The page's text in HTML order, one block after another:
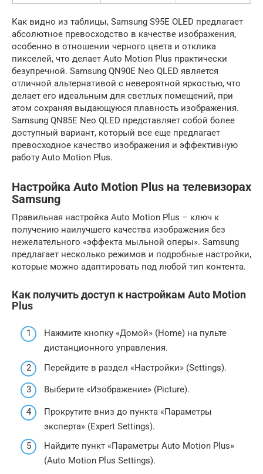
Как видно из таблицы, Samsung S95E OLED предлагает
абсолютное превосходство в качестве изображения,
особенно в отношении черного цвета и отклика
пикселей, что делает Auto Motion Plus практически
безупречной. Samsung QN90E Neo QLED является
отличной альтернативой с невероятной яркостью, что
делает его идеальным для светлых помещений, при
этом сохраняя выдающуюся плавность изображения.
Samsung QN85E Neo QLED представляет собой более
доступный вариант, который все еще предлагает
превосходное качество изображения и эффективную
работу Auto Motion Plus.
Настройка Auto Motion Plus на телевизорах
Samsung
Правильная настройка Auto Motion Plus – ключ к
получению наилучшего качества изображения без
нежелательного «эффекта мыльной оперы». Samsung
предлагает несколько режимов и подробные настройки,
которые можно адаптировать под любой тип контента.
Как получить доступ к настройкам Auto Motion
Plus
Нажмите кнопку «Домой» (Home) на пульте
дистанционного управления.
Перейдите в раздел «Настройки» (Settings).
Выберите «Изображение» (Picture).
Прокрутите вниз до пункта «Параметры
эксперта» (Expert Settings).
Найдите пункт «Параметры Auto Motion Plus»
(Auto Motion Plus Settings).